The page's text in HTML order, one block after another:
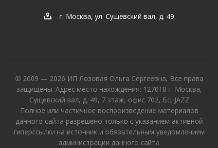
г. Москва, ул. Сущевский вал, д. 49
© 2009 — 2026 ИП Лозовая Ольга Сергеевна, Все права
защищены. Адрес место нахождения: 127018 г. Москва,
Сущевский вал, д. 49, 7 этаж, офис 702, БЦ JAZZ
Полное или частичное воспроизведение материалов
данного сайта разрешено только с указанием активной
гиперссылки на источник и обязательным уведомлением
администрации данного сайта